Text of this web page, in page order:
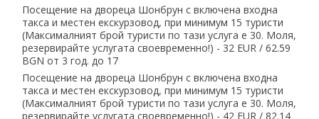
Посещение на двореца Шонбрун с включена входна
такса и местен екскурзовод, при минимум 15 туристи
(Максималният брой туристи по тази услуга е 30. Моля,
резервирайте услугата своевременно!) - 32 EUR ∕ 62.59
BGN от 3 год. до 17
Посещение на двореца Шонбрун с включена входна
такса и местен екскурзовод, при минимум 15 туристи
(Максималният брой туристи по тази услуга е 30. Моля,
резервирайте услугата своевременно!) - 42 EUR ∕ 82.14